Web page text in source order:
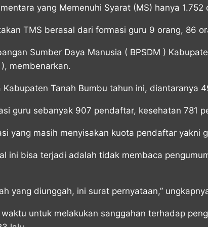
yang Memenuhi Syarat (MS) hanya
TMS berasal dari formasi guru 9 orang, 86
Sumber Daya Manusia ( BPSDM )
membenarkan.
Tanah Bumbu tahun ini, diantaranya
guru sebanyak 907 pendaftar, kesehatan 781
yang masih menyisakan kuota pendaftar yakni
ini bisa terjadi adalah tidak membaca
yang diunggah, ini surat pernyataan,”
untuk melakukan sanggahan terhadap